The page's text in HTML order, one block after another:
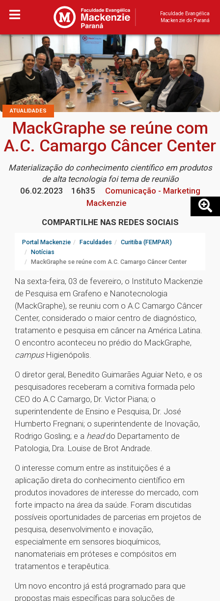
Faculdade Evangélica
Mackenzie do Paraná
ATUALIDADES
MackGraphe se reúne com
A.C. Camargo Câncer Center
Materialização do conhecimento científico em produtos
de alta tecnologia foi tema de reunião
06.02.2023
16h35
Comunicação - Marketing
Mackenzie
COMPARTILHE NAS REDES SOCIAIS
Portal Mackenzie Faculdades
Curitiba (FEMPAR)
Notícias
MackGraphe se reúne com A.C. Camargo Câncer Center
Na sexta-feira, 03 de fevereiro, o Instituto Mackenzie
de Pesquisa em Grafeno e Nanotecnologia
(MackGraphe), se reuniu com o A.C Camargo Câncer
Center, considerado o maior centro de diagnóstico,
tratamento e pesquisa em câncer na América Latina.
O encontro aconteceu no prédio do MackGraphe,
campus Higienópolis.
O diretor geral, Benedito Guimarães Aguiar Neto, e os
pesquisadores receberam a comitiva formada pelo
CEO do A.C Camargo, Dr. Victor Piana; o
superintendente de Ensino e Pesquisa, Dr. José
Humberto Fregnani; o superintendente de Inovação,
Rodrigo Gosling; e a headdo Departamento de
Patologia, Dra. Louise de Brot Andrade.
O interesse comum entre as instituições é a
aplicação direta do conhecimento científico em
produtos inovadores de interesse do mercado, com
forte impacto na área da saúde. Foram discutidas
possíveis oportunidades de parcerias em projetos de
pesquisa, desenvolvimento e inovação,
especialmente em sensores bioquímicos,
nanomateriais em próteses e compósitos em
tratamentos e terapêutica.
Um novo encontro já está programado para que
propostas mais específicas para soluções de